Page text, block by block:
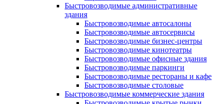
Быстровозводимые административные
здания
Быстровозводимые автосалоны
Быстровозводимые автосервисы
Быстровозводимые бизнес-центры
Быстровозводимые кинотеатры
Быстровозводимые офисные здания
Быстровозводимые паркинги
Быстровозводимые рестораны и кафе
Быстровозводимые столовые
Быстровозводимые коммерческие здания